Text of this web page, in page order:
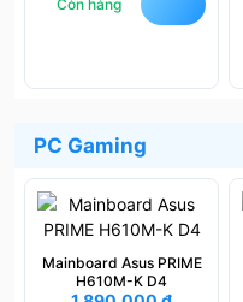
Còn hàng
PC Gaming
Mainboard Asus PRIME
H610M-K D4